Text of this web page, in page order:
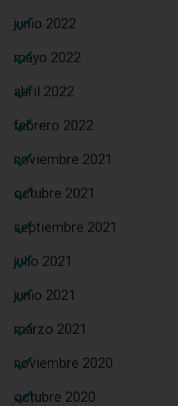
junio 2022
mayo 2022
abril 2022
febrero 2022
noviembre 2021
octubre 2021
septiembre 2021
julio 2021
junio 2021
marzo 2021
noviembre 2020
octubre 2020